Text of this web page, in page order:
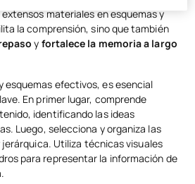
materiales en esquemas y
la comprensión, sino que también
y fortalece la memoria a largo
esquemas efectivos, es esencial
En primer lugar, comprende
identificando las ideas
Luego, selecciona y organiza las
jerárquica. Utiliza técnicas visuales
para representar la información de